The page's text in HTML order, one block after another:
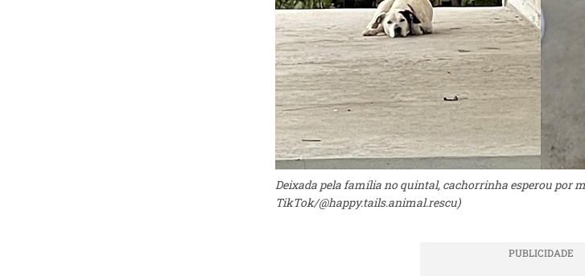
Deixada pela família no quintal, cachorrinha esperou por
TikTok/@happy.tails.animal.rescu)